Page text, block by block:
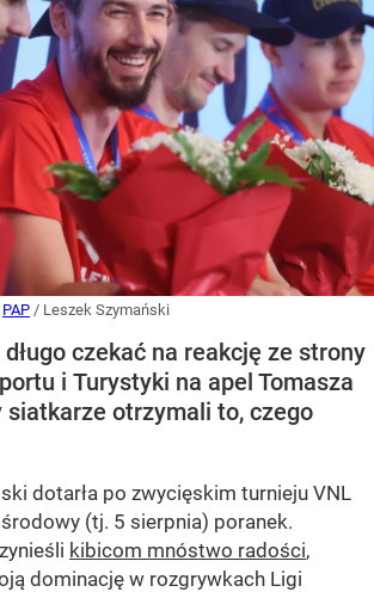
PAP / Leszek Szymański
czekać na reakcję ze strony
i Turystyki na apel Tomasza
siatkarze otrzymali to, czego
dotarła po zwycięskim turnieju VNL
(tj. 5 sierpnia) poranek.
kibicom mnóstwo radości,
dominację w rozgrywkach Ligi